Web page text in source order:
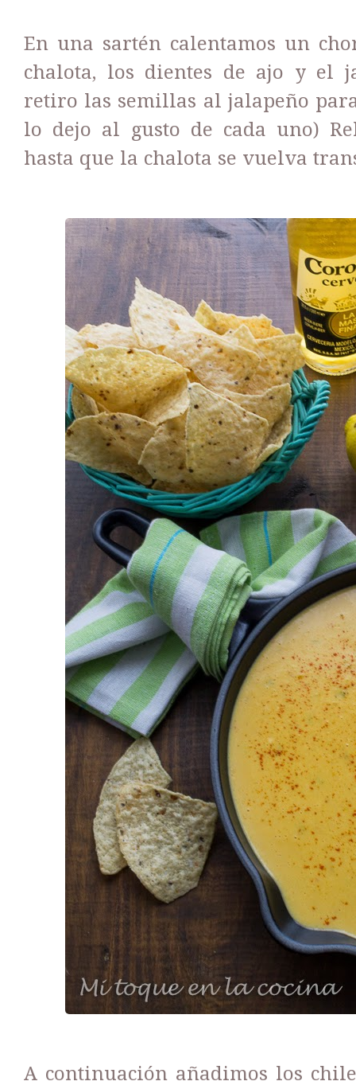
En una sartén calentamos un
chalota, los dientes de ajo y el
retiro las semillas al jalapeño
lo dejo al gusto de cada uno)
hasta que la chalota se vuelva
A continuación añadimos los